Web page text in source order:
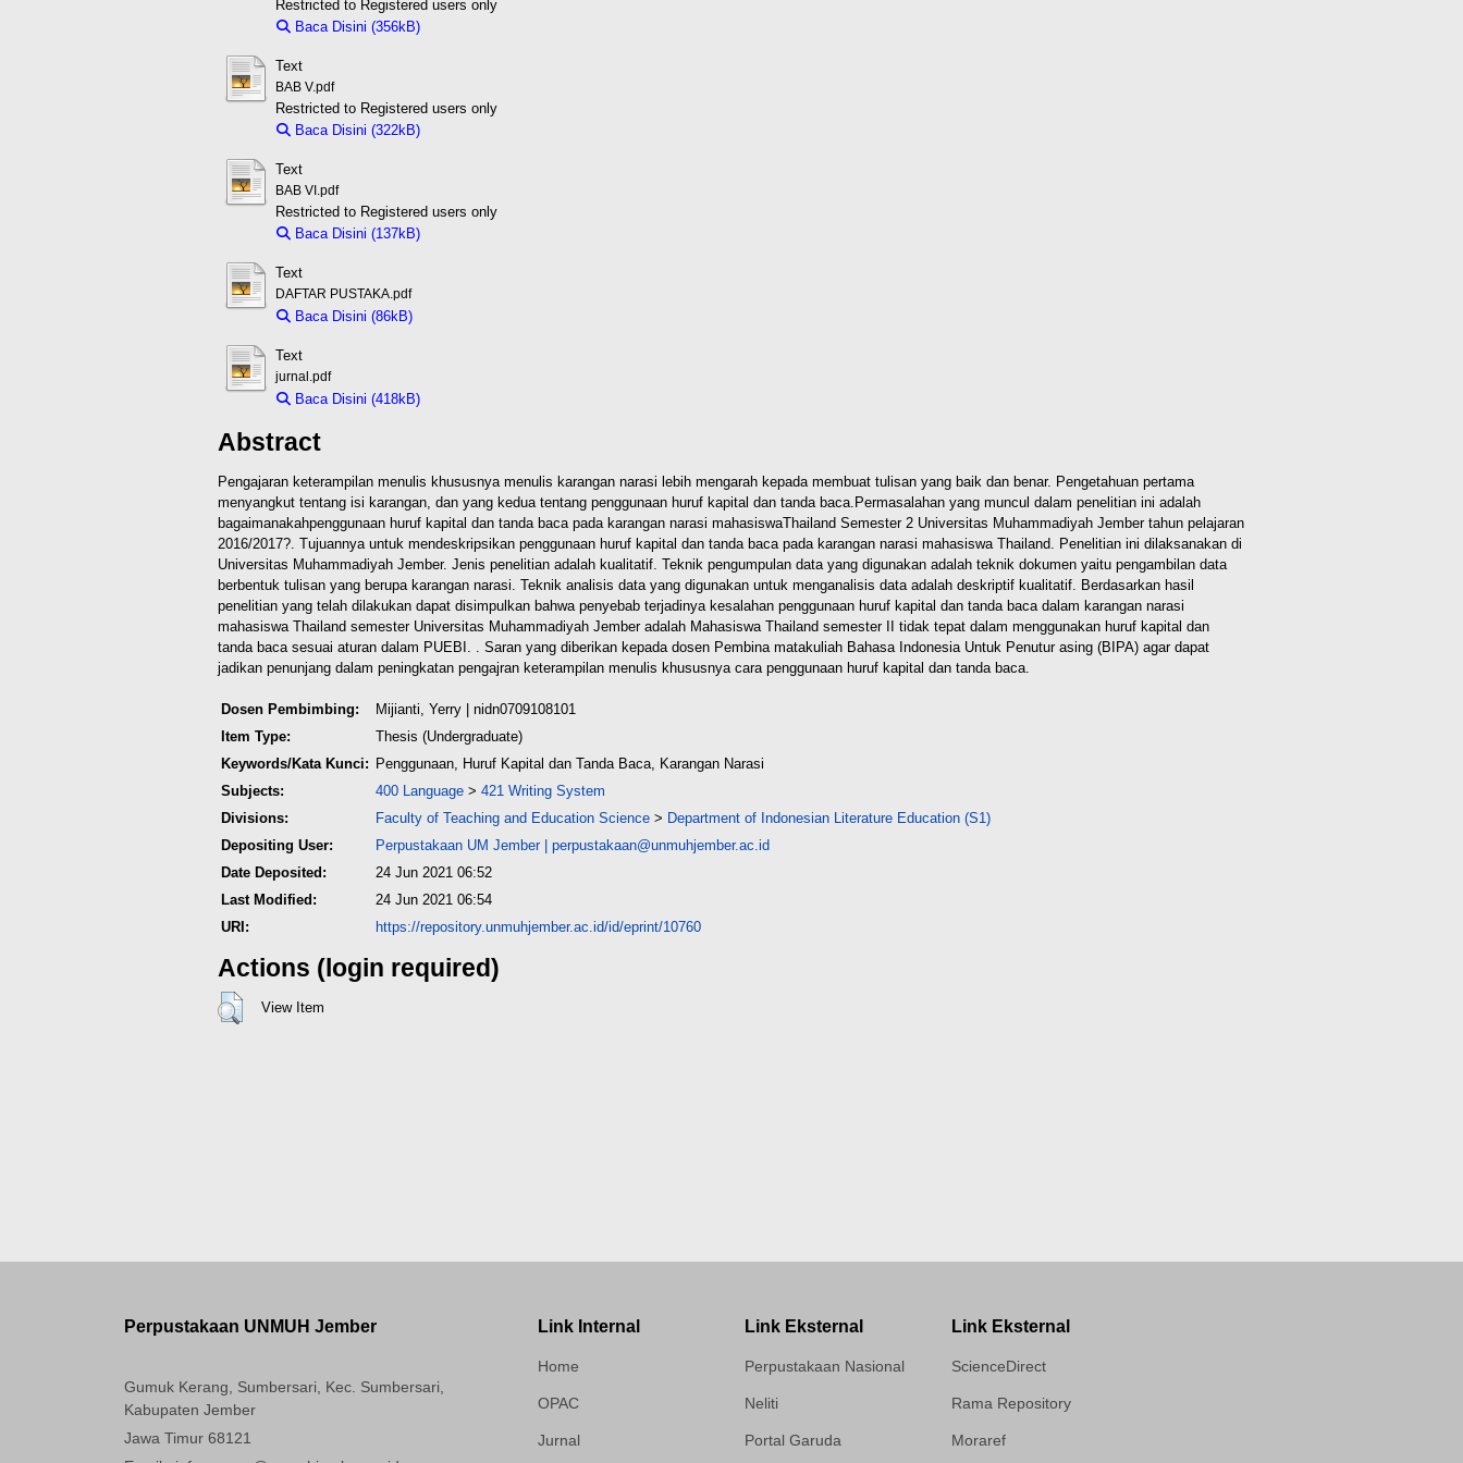
Restricted to Registered users only
Baca Disini (356kB)
Text
BAB V.pdf
Restricted to Registered users only
Baca Disini (322kB)
Text
BAB VI.pdf
Restricted to Registered users only
Baca Disini (137kB)
Text
DAFTAR PUSTAKA.pdf
Baca Disini (86kB)
Text
jurnal.pdf
Baca Disini (418kB)
Abstract
Pengajaran keterampilan menulis khususnya menulis karangan narasi lebih mengarah kepada membuat tulisan yang baik dan benar. Pengetahuan pertama
menyangkut tentang isi karangan, dan yang kedua tentang penggunaan huruf kapital dan tanda baca. Permasalahan yang muncul dalam penelitian ini adalah
bagaimanakahpenggunaan huruf kapital dan tanda baca pada karangan narasi mahasiswaThailand Semester 2 Universitas Muhammadiyah Jember tahun pelajaran
2016/2017?. Tujuannya untuk mendeskripsikan penggunaan huruf kapital dan tanda baca pada karangan narasi mahasiswa Thailand. Penelitian ini dilaksanakan di
Universitas Muhammadiyah Jember. Jenis penelitian adalah kualitatif. Teknik pengumpulan data yang digunakan adalah teknik dokumen yaitu pengambilan data
berbentuk tulisan yang berupa karangan narasi. Teknik analisis data yang digunakan untuk menganalisis data adalah deskriptif kualitatif. Berdasarkan hasil
penelitian yang telah dilakukan dapat disimpulkan bahwa penyebab terjadinya kesalahan penggunaan huruf kapital dan tanda baca dalam karangan narasi
mahasiswa Thailand semester Universitas Muhammadiyah Jember adalah Mahasiswa Thailand semester II tidak tepat dalam menggunakan huruf kapital dan
tanda baca sesuai aturan dalam PUEBI. . Saran yang diberikan kepada dosen Pembina matakuliah Bahasa Indonesia Untuk Penutur asing (BIPA) agar dapat
jadikan penunjang dalam peningkatan pengajran keterampilan menulis khususnya cara penggunaan huruf kapital dan tanda baca.
Dosen Pembimbing: Mijianti, Yerry | nidn0709108101
Item Type:
Thesis (Undergraduate)
Keywords/Kata Kunci: Penggunaan, Huruf Kapital dan Tanda Baca, Karangan Narasi
Subjects:
400 Language > 421 Writing System
Divisions:
Faculty of Teaching and Education Science > Department of Indonesian Literature Education (S1)
Depositing User:
Perpustakaan UM Jember| perpustakaan@unmuhjember.ac.id
Date Deposited:
24 Jun 2021 06:52
Last Modified:
24 Jun 2021 06:54
URI:
https://repository.unmuhjember.ac.id/id/eprint/10760
Actions (login required)
View Item
Perpustakaan UNMUH Jember
Gumuk Kerang, Sumbersari, Kec. Sumbersari,
Kabupaten Jember
Jawa Timur 68121
Link Internal
Home
OPAC
Jurnal
Link Eksternal
Perpustakaan Nasional
Neliti
Portal Garuda
Link Eksternal
ScienceDirect
Rama Repository
Moraref